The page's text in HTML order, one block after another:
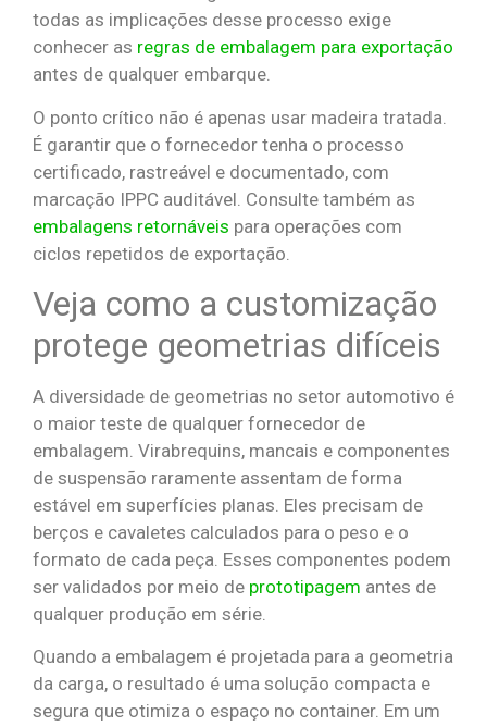
todas as implicações desse processo exige
conhecer as regras de embalagem para exportação
antes de qualquer embarque.
O ponto crítico não é apenas usar madeira tratada.
É garantir que o fornecedor tenha o processo
certificado, rastreável e documentado, com
marcação IPPC auditável. Consulte também as
embalagens retornáveis para operações com
ciclos repetidos de exportação.
Veja como a customização
protege geometrias difíceis
A diversidade de geometrias no setor automotivo é
o maior teste de qualquer fornecedor de
embalagem. Virabrequins, mancais e componentes
de suspensão raramente assentam de forma
estável em superfícies planas. Eles precisam de
berços e cavaletes calculados para o peso e o
formato de cada peça. Esses componentes podem
ser validados por meio de prototipagem antes de
qualquer produção em série.
Quando a embalagem é projetada para a geometria
da carga, o resultado é uma solução compacta e
segura que otimiza o espaço no container. Em um